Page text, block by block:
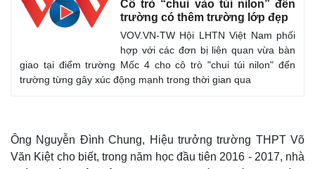
Cô trò “chui vào túi nilon” đến
trường có thêm trường lớp đẹp
VOV.VN-TW Hội LHTN Việt Nam phối
hợp với các đơn bị liên quan vừa bàn
giao tại điểm trường Mốc 4 cho cô trò "chui túi nilon" đến
trường từng gây xúc động mạnh trong thời gian qua
Ông Nguyễn Đình Chung, Hiệu trưởng trường THPT Võ
Văn Kiệt cho biết, trong năm học đầu tiên 2016 - 2017, nhà